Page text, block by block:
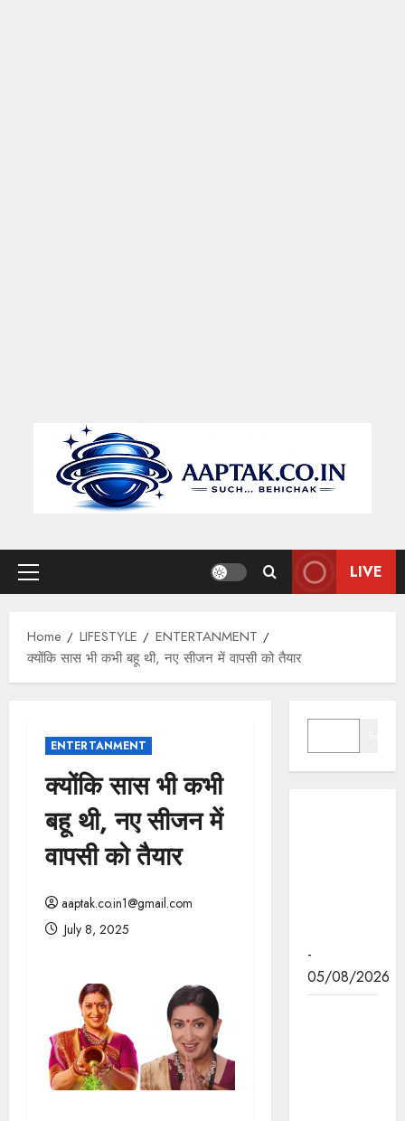
Primary
LIVE
Home LIFESTYLE
ENTERTANMENT
क्योंकि सास भी कभी बहू थी, नए सीजन में वापसी को तैयार
ENTERTANMENT
क्योंकि सास भी कभी
बहू थी, नए सीजन में
वापसी को तैयार
aaptak.co.in1@gmail.com
July 8, 2025
-
05/08/2026